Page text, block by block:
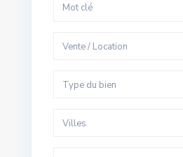
Vente / Location
Type du bien
Villes